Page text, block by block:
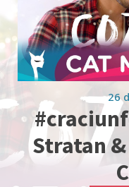
26
Stratan